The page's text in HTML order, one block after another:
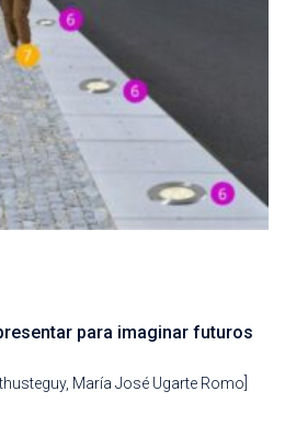
para imaginar futuros
María José Ugarte Romo]